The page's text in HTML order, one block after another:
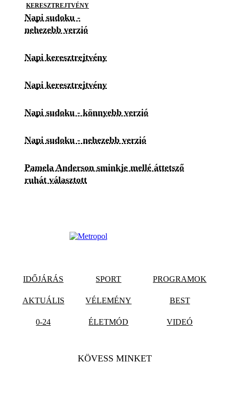
KERESZTREJTVÉNY
Napi sudoku -
nehezebb verzió
Napi keresztrejtvény
Napi keresztrejtvény
Napi sudoku - könnyebb verzió
Napi sudoku - nehezebb verzió
Pamela Anderson sminkje mellé áttetsző
ruhát választott
IDŐJÁRÁS SPORT PROGRAMOK
AKTUÁLIS VÉLEMÉNY BEST
0-24 ÉLETMÓD VIDEÓ
KÖVESS MINKET